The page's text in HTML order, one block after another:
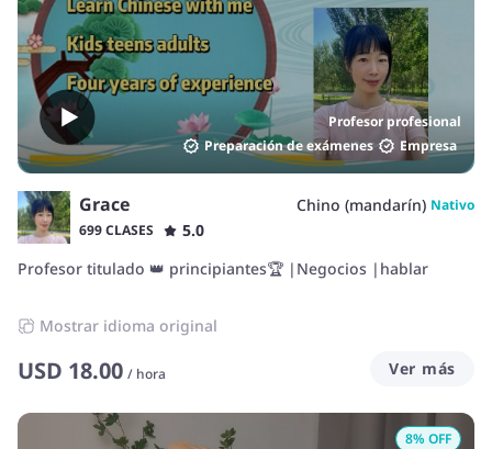
Profesor profesional
Preparación de exámenes
Empresa
Grace Chino (mandarín) Nativo
699 CLASES
5.0
Profesor titulado 👑 principiantes🏆 |Negocios |hablar
Mostrar idioma original
USD 18.00 / hora Ver más
8% OFF